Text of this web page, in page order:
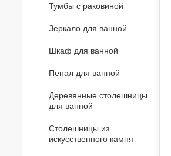
Тумбы с раковиной
Зеркало для ванной
Шкаф для ванной
Пенал для ванной
Деревянные столешницы
для ванной
Столешницы из
искусственного камня